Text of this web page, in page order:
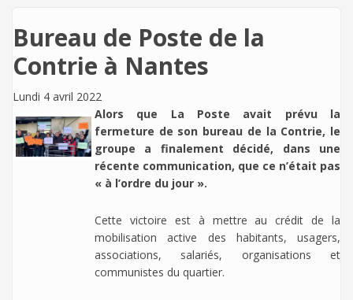
Bureau de Poste de la
Contrie à Nantes
Lundi 4 avril 2022
Alors que La Poste avait prévu la
fermeture de son bureau de la Contrie, le
groupe a finalement décidé, dans une
récente communication, que ce n’était pas
« à l’ordre du jour ».
Cette victoire est à mettre au crédit de la
mobilisation active des habitants, usagers,
associations, salariés, organisations et
communistes du quartier.